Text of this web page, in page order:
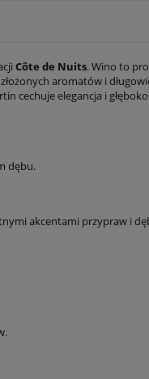
Côte de Nuits. Wino to
aromatów i
cechuje elegancja i
dębu.
akcentami przypraw i